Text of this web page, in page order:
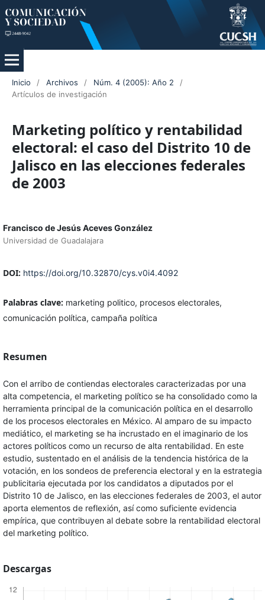
Inicio / Archivos / Núm. 4 (2005): Año 2
/
Artículos de investigación
Marketing político y rentabilidad
electoral: el caso del Distrito 10 de
Jalisco en las elecciones federales
de 2003
Francisco de Jesús Aceves González
Universidad de Guadalajara
DOI: https://doi.org/10.32870/cys.v0i4.4092
Palabras clave: marketing politico, procesos electorales,
comunicación política, campaña política
Resumen
Con el arribo de contiendas electorales caracterizadas por una
alta competencia, el marketing político se ha consolidado como la
herramienta principal de la comunicación política en el desarrollo
de los procesos electorales en México. Al amparo de su impacto
mediático, el marketing se ha incrustado en el imaginario de los
actores políticos como un recurso de alta rentabilidad. En este
estudio, sustentado en el análisis de la tendencia histórica de la
votación, en los sondeos de preferencia electoral y en la estrategia
publicitaria ejecutada por los candidatos a diputados por el
Distrito 10 de Jalisco, en las elecciones federales de 2003, el autor
aporta elementos de reflexión, así como suficiente evidencia
empírica, que contribuyen al debate sobre la rentabilidad electoral
del marketing político.
Descargas